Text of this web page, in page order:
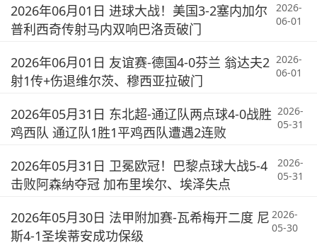
2026年06月01日 进球大战！美国3-2塞内加尔
普利西奇传射马内双响巴洛贡破门
2026-
06-01
2026年06月01日 友谊赛-德国4-0芬兰 翁达夫2
射1传+伤退维尔茨、穆西亚拉破门
2026-
06-01
2026年05月31日 东北超-通辽队两点球4-0战胜
鸡西队 通辽队1胜1平鸡西队遭遇2连败
2026-
05-31
2026年05月31日 卫冕欧冠！巴黎点球大战5-4
击败阿森纳夺冠 加布里埃尔、埃泽失点
2026-
05-31
2026年05月30日 法甲附加赛-瓦希梅开二度 尼
斯4-1圣埃蒂安成功保级
2026-
05-30